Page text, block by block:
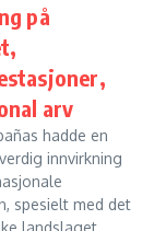
på
arv
hadde en
innvirkning
spesielt med det
landslaget,